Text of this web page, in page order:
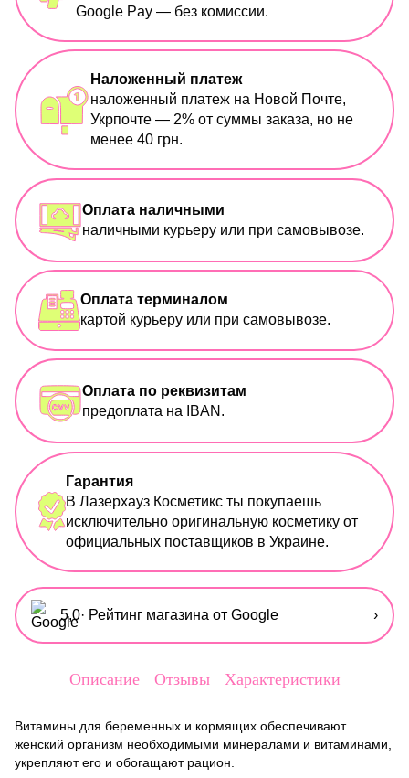
Google Pay — без комиссии.
Наложенный платеж
наложенный платеж на Новой Почте,
Укрпочте — 2% от суммы заказа, но не
менее 40 грн.
Оплата наличными
наличными курьеру или при самовывозе.
Оплата терминалом
картой курьеру или при самовывозе.
Оплата по реквизитам
предоплата на IBAN.
Гарантия
В Лазерхауз Косметикс ты покупаешь
исключительно оригинальную косметику от
официальных поставщиков в Украине.
5,0· Рейтинг магазина от Google ›
Описание Отзывы Характеристики
Витамины для беременных и кормящих обеспечивают
женский организм необходимыми минералами и витаминами,
укрепляют его и обогащают рацион.